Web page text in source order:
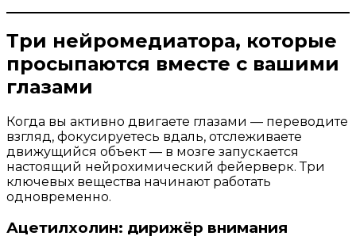
Три нейромедиатора, которые
просыпаются вместе с вашими
глазами
Когда вы активно двигаете глазами — переводите
взгляд, фокусируетесь вдаль, отслеживаете
движущийся объект — в мозге запускается
настоящий нейрохимический фейерверк. Три
ключевых вещества начинают работать
одновременно.
Ацетилхолин: дирижёр внимания